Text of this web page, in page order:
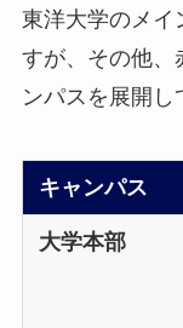
東洋大学のメイ
すが、その他、
ンパスを展開し
キャンパス
大学本部